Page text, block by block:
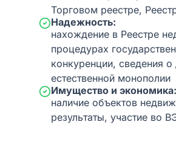
Торговом реестре,
Надежность:
нахождение в Реестре
процедурах
конкуренции, сведения
естественной монополии
Имущество и экономика:
наличие объектов
результаты, участие во